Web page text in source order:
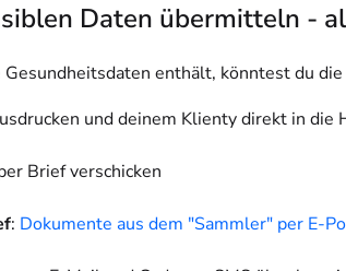
Daten übermitteln -
enthält, könntest du
und deinem Klienty direkt in die
Brief verschicken
: Dokumente aus dem "Sammler" per E-